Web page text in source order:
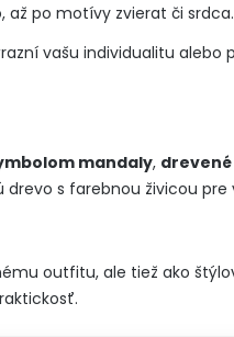
až po motívy zvierat či srdca.
vašu individualitu alebo
mandaly,
s farebnou živicou pre
outfitu, ale tiež ako